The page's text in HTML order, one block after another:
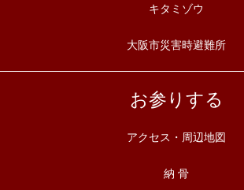
キタミゾウ
大阪市災害時避難所
お参りする
アクセス・周辺地図
納 骨